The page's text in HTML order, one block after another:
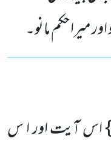
میرا حکم مانو۔
اس آیت اور ا س